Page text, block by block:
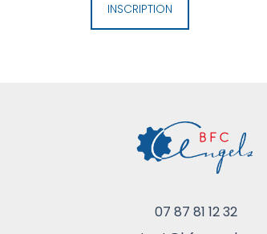
INSCRIPTION
07 87 81 12 32